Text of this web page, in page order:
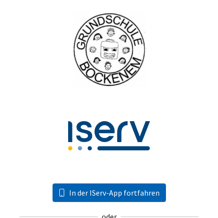
In der IServ-App fortfahren